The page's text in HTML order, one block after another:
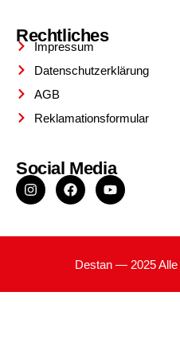
Rechtliches
Impressum
Datenschutzerklärung
AGB
Reklamationsformular
Social Media
Destan — 2025